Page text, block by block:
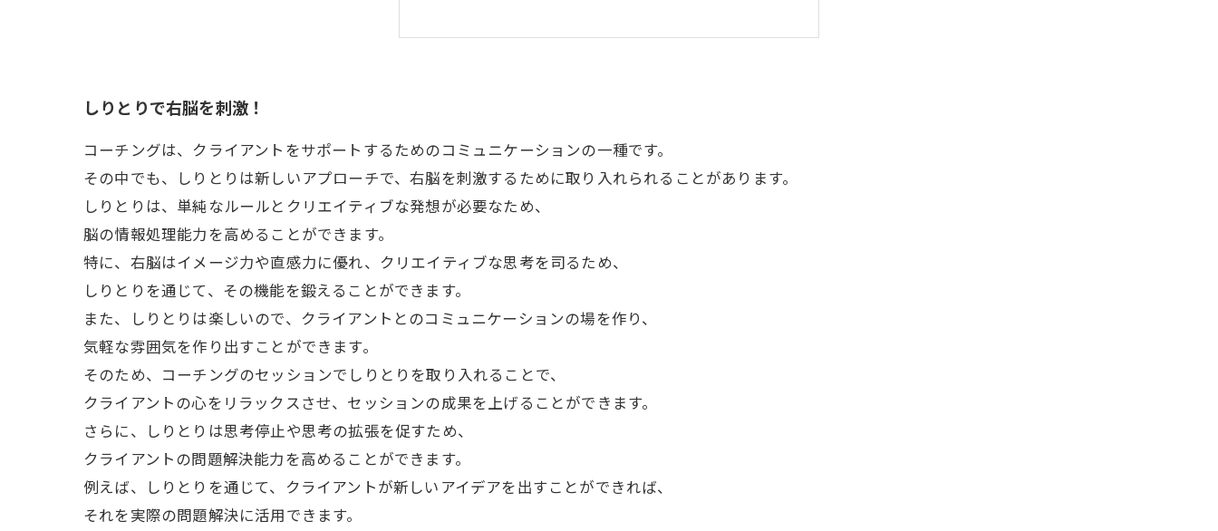
しりとりで右脳を刺激！
コーチングは、クライアントをサポートするためのコミュニケーションの一種です。
その中でも、しりとりは新しいアプローチで、右脳を刺激するために取り入れられることがあります。
しりとりは、単純なルールとクリエイティブな発想が必要なため、
脳の情報処理能力を高めることができます。
特に、右脳はイメージ力や直感力に優れ、クリエイティブな思考を司るため、
しりとりを通じて、その機能を鍛えることができます。
また、しりとりは楽しいので、クライアントとのコミュニケーションの場を作り、
気軽な雰囲気を作り出すことができます。
そのため、コーチングのセッションでしりとりを取り入れることで、
クライアントの心をリラックスさせ、セッションの成果を上げることができます。
さらに、しりとりは思考停止や思考の拡張を促すため、
クライアントの問題解決能力を高めることができます。
例えば、しりとりを通じて、クライアントが新しいアイデアを出すことができれば、
それを実際の問題解決に活用できます。